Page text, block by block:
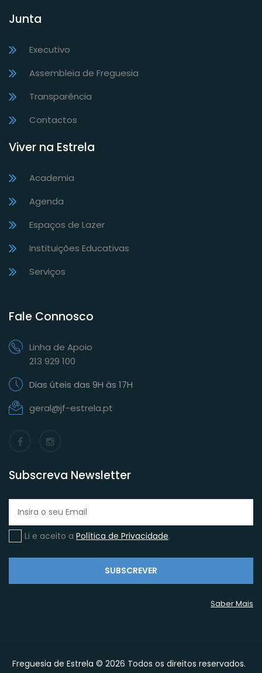
Junta
Executivo
Assembleia de Freguesia
Transparência
Contactos
Viver na Estrela
Academia
Agenda
Espaços de Lazer
Instituições Educativas
Serviços
Fale Connosco
Linha de Apoio
213 929 100
Dias úteis das 9H às 17H
geral@jf-estrela.pt
Subscreva Newsletter
Li e aceito a Política de Privacidade.
SUBSCREVER
Saber Mais
Freguesia de Estrela © 2026 Todos os direitos reservados.